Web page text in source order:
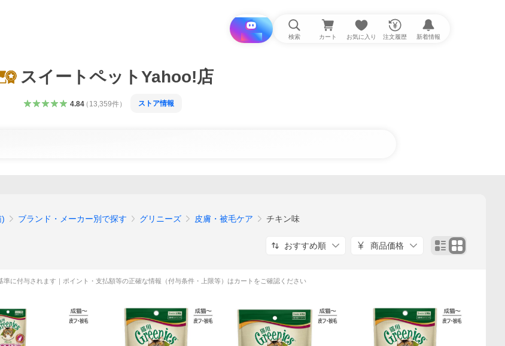
i と探す 検索 カート お気に入り 注文履歴 新着情報
スイートペットYahoo!店
4.84（ 13,359件） ストア情報
) ブランド・メーカー別で探す グリニーズ 皮膚・被毛ケア チキン味
おすすめ順 商品価格
準に付与されます｜ポイント・支払額等の正確な情報（付与条件・上限等）はカートをご確認ください